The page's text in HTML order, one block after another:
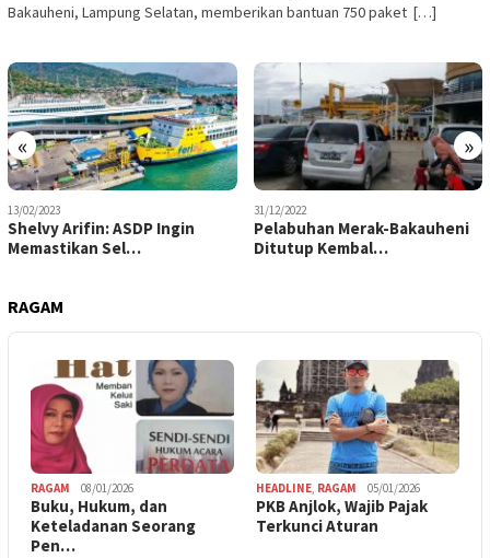
Bakauheni, Lampung Selatan, memberikan bantuan 750 paket […]
« »
13/02/2023
Shelvy Arifin: ASDP Ingin
Memastikan Sel…
31/12/2022
Pelabuhan Merak-Bakauheni
Ditutup Kembal…
RAGAM
RAGAM 08/01/2026
Buku, Hukum, dan
Keteladanan Seorang
Pen…
HEADLINE, RAGAM 05/01/2026
PKB Anjlok, Wajib Pajak
Terkunci Aturan